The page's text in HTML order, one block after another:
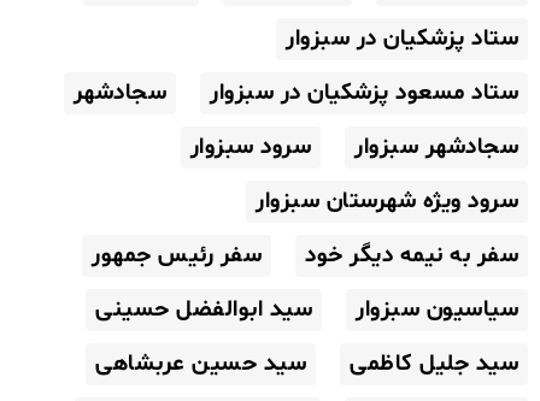
ستاد پزشکیان در سبزوار
ستاد مسعود پزشکیان در سبزوار
سجادشهر
سجادشهر سبزوار
سرود سبزوار
سرود ویژه شهرستان سبزوار
سفر به نیمه دیگر خود
سفر رئیس جمهور
سیاسیون سبزوار
سید ابوالفضل حسینی
سید جلیل کاظمی
سید حسین عربشاهی